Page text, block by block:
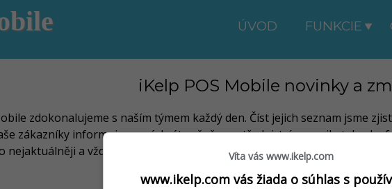
ÚVOD FUNKCIE
iKelp POS Mobile novinky a
zdokonalujeme s naším týmem každý den. Číst jejich seznam jsme
zákazníky informujeme párkrát ročně prostřednictvím emailu tak, aby
nejaktuálněji a vždy dostupné přímo z aplikace.Víta vás www.ikelp.com
www.ikelp.com vás žiada o súhlas s